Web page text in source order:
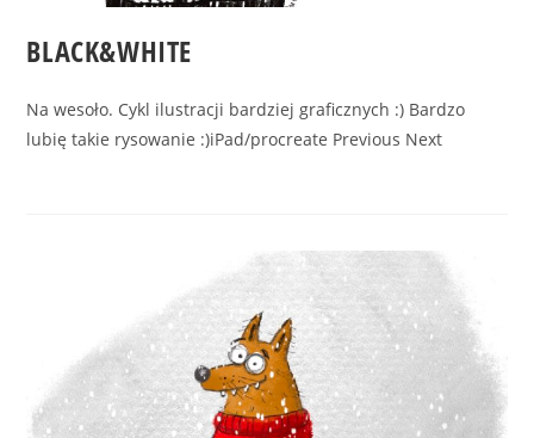
BLACK&WHITE
Na wesoło. Cykl ilustracji bardziej graficznych :) Bardzo
lubię takie rysowanie :)iPad/procreate Previous Next